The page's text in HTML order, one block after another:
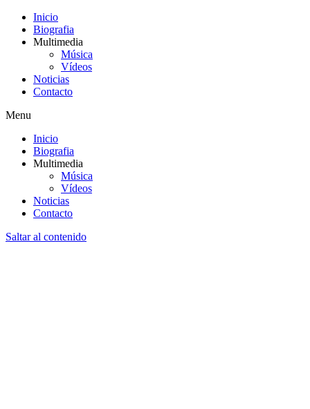
Inicio
Biografia
Multimedia
Música
Vídeos
Noticias
Contacto
Menu
Inicio
Biografia
Multimedia
Música
Vídeos
Noticias
Contacto
Saltar al contenido